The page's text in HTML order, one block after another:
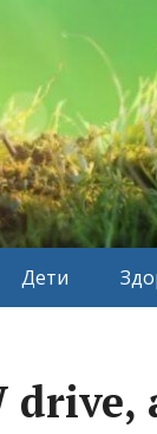
Дети
drive,